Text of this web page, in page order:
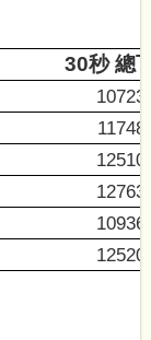
30秒 總
10723
11748
12510
12763
10936
12520